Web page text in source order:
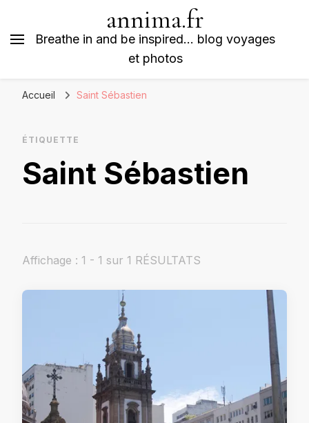
annima.fr
Breathe in and be inspired… blog voyages
et photos
Accueil Saint Sébastien
ÉTIQUETTE
Saint Sébastien
Affichage : 1 - 1 sur 1 RÉSULTATS